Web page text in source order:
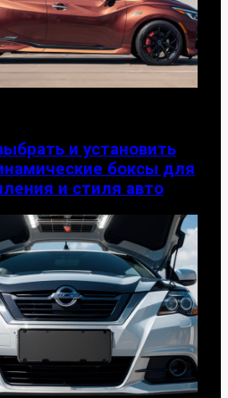
и установить
боксы для
и стиля авто